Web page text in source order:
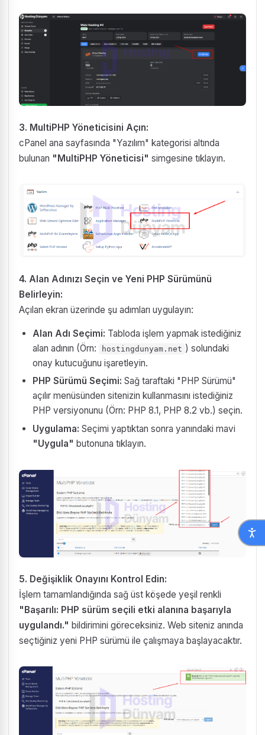
3. MultiPHP Yöneticisini Açın:
cPanel ana sayfasında "Yazılım" kategorisi altında
bulunan "MultiPHP Yöneticisi" simgesine tıklayın.
4. Alan Adınızı Seçin ve Yeni PHP Sürümünü
Belirleyin:
Açılan ekran üzerinde şu adımları uygulayın:
Alan Adı Seçimi: Tabloda işlem yapmak istediğiniz
alan adının (Örn:
hostingdunyam.net ) solundaki
onay kutucuğunu işaretleyin.
PHP Sürümü Seçimi: Sağ taraftaki "PHP Sürümü"
açılır menüsünden sitenizin kullanmasını istediğiniz
PHP versiyonunu (Örn: PHP 8.1, PHP 8.2 vb.) seçin.
Uygulama: Seçimi yaptıktan sonra yanındaki mavi
"Uygula" butonuna tıklayın.
5. Değişiklik Onayını Kontrol Edin:
İşlem tamamlandığında sağ üst köşede yeşil renkli
"Başarılı: PHP sürüm seçili etki alanına başarıyla
uygulandı." bildirimini göreceksiniz. Web siteniz anında
seçtiğiniz yeni PHP sürümü ile çalışmaya başlayacaktır.